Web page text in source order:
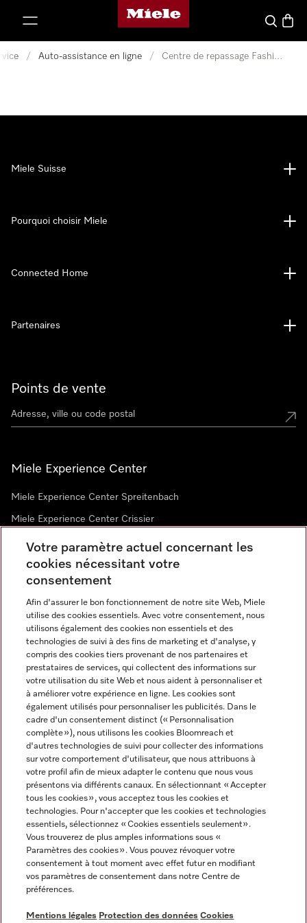
Page d'accueil de Miele
Search
/ Auto-assistance en ligne / Centre de repassage FashionMaster
Points de vente
Miele Experience Center
Miele Experience Center Spreitenbach
Miele Experience Center Crissier
Newsletter
Langue
FRANÇAIS
Miele Suisse
Pourquoi choisir Miele
Connected Home
Partenaires
Mentions légales
CGV
Protection des données
Miele sur Youtube
Votre paramètre actuel concernant les
cookies nécessitant votre
consentement
Afin d'assurer le bon fonctionnement de notre site Web, Miele
utilise des cookies essentiels. Avec votre consentement, nous
utilisons également des cookies non essentiels et des
technologies de suivi à des fins de marketing et d'analyse, y
compris des cookies tiers provenant de nos partenaires et
prestataires de services, qui collectent des informations sur
votre utilisation du site Web et nous aident à personnaliser et
à améliorer votre expérience en ligne. Les cookies sont
également utilisés pour personnaliser les publicités. Dans le
cadre d'un consentement distinct (« Personnalisation
complète »), nous utilisons les cookies Bloomreach et
d'autres technologies de suivi pour collecter des informations
sur votre comportement d'utilisateur, que nous attribuons à
votre profil afin de mieux adapter le contenu que nous vous
présentons via différents canaux. En sélectionnant « Accepter
tous les cookies », vous acceptez tous les cookies et
technologies. Pour n'accepter que les cookies et technologies
essentiels, sélectionnez « Cookies essentiels seulement».
Vous trouverez de plus amples informations sous «
Paramètres des cookies ». Vous pouvez révoquer votre
consentement à tout moment avec effet futur en modifiant
vos paramètres de consentement dans notre Centre de
préférences.
Mentions légales Protection des données Cookies